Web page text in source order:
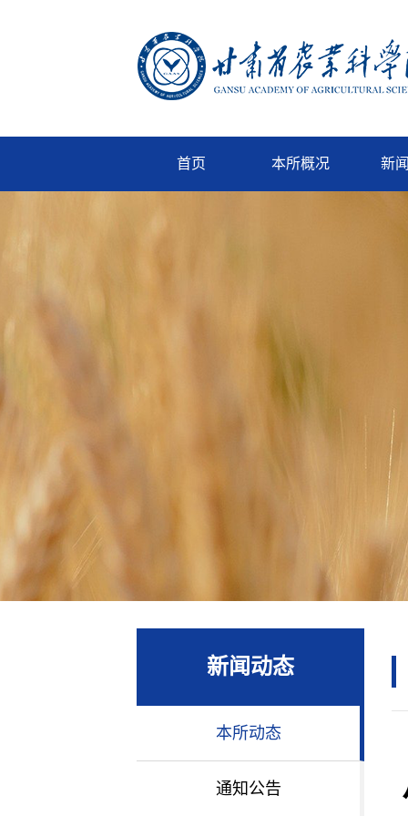
首页 本所概况 新
新闻动态
本所动态
通知公告